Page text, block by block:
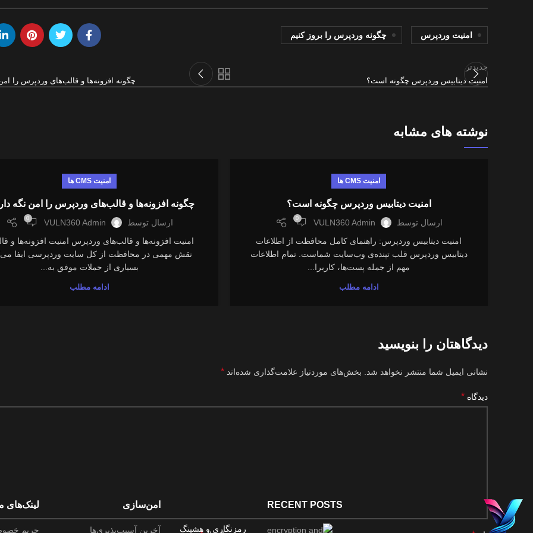
امنیت وردپرس چگونه وردپرس را بروز کنیم
جدیدتر
امنیت دیتابیس وردپرس چگونه است؟
چگونه افزونه‌ها و قالب‌های وردپرس را
نوشته های مشابه
امنیت CMS ها
امنیت دیتابیس وردپرس چگونه است؟
ارسال توسط VULN360 Admin
0
امنیت دیتابیس وردپرس: راهنمای کامل محافظت از اطلاعات
دیتابیس وردپرس قلب تپنده‌ی وب‌سایت شماست. تمام اطلاعات
مهم از جمله پست‌ها، کاربرا...
ادامه مطلب
امنیت CMS ها
چگونه افزونه‌ها و قالب‌های وردپرس را امن نگه
ارسال توسط VULN360 Admin
0
امنیت افزونه‌ها و قالب‌های وردپرس امنیت افزونه‌ها و
نقش مهمی در محافظت از کل سایت وردپرسی ایفا
بسیاری از حملات موفق به...
ادامه مطلب
دیدگاهتان را بنویسید
نشانی ایمیل شما منتشر نخواهد شد. بخش‌های موردنیاز علامت‌گذاری شده‌اند *
دیدگاه *
RECENT POSTS
رمزنگاری و هشینگ
امن‌سازی
آخرین آسیب‌پذیری‌ها
لینک‌های
حریم